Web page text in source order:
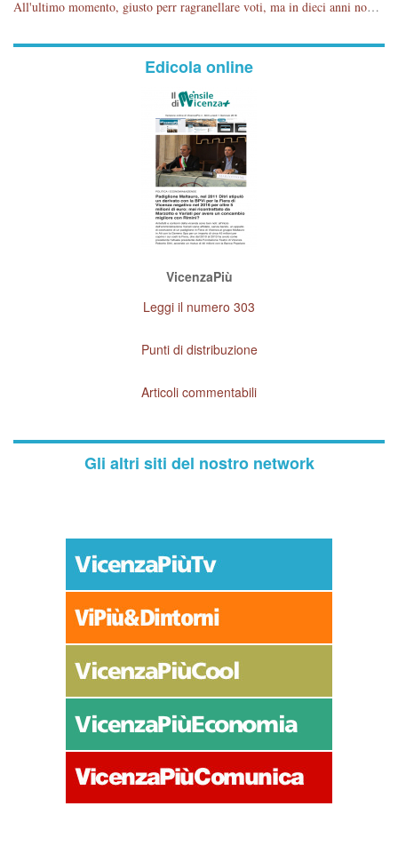
All'ultimo momento, giusto perr ragranellare voti, ma in dieci anni non si poteva fare prima?
Edicola online
VicenzaPiù
Leggi il numero 303
Punti di distribuzione
Articoli commentabili
Gli altri siti del nostro network